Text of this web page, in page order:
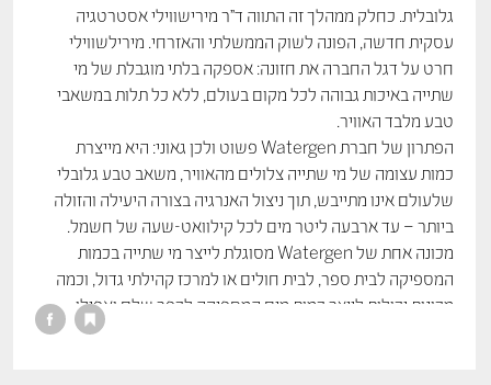
גלובלית. כחלק ממהלך זה התווה ד"ר מירישווילי אסטרטגיה
עסקית חדשה, הפונה לשוק הממשלתי והאזרחי. מירילשווילי
חרט על דגל החברה את חזונה: אספקה בלתי מוגבלת של מי
שתייה באיכות גבוהה לכל מקום בעולם, ללא כל תלות במשאבי
טבע מלבד האוויר.
הפתרון של חברת Watergen פשוט ולכן גאוני: היא מייצרת
כמות עצומה של מי שתייה צלולים מהאוויר, משאב טבע גלובלי
שלעולם אינו מתייבש, תוך ניצול האנרגיה בצורה היעילה והזולה
ביותר – עד ארבעה ליטר מים לכל קילוואט-שעה של חשמל.
מכונה אחת של Watergen מסוגלת לייצר מי שתייה בכמות
המספיקה לבית ספר, לבית חולים או למרכז קהילתי גדול, וכמה
מכונות יכולות לייצר כמות מים המספיקה לכפר שלם ואפילו